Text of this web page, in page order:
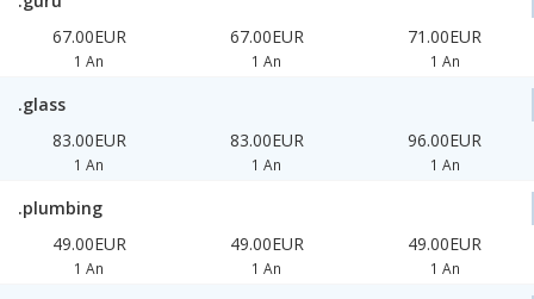
67.00EUR
1 An
67.00EUR
1 An
71.00EUR
1 An
.glass
83.00EUR
1 An
83.00EUR
1 An
96.00EUR
1 An
.plumbing
49.00EUR
1 An
49.00EUR
1 An
49.00EUR
1 An